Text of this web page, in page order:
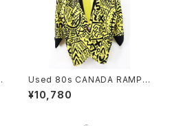
Used 80s CANADA RAMPA
GE Yellow×Black Pique Mi
ddle Design Jacket Size S
¥10,780